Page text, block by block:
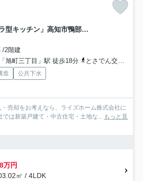
「憧れのペニンシュラ型キッチン」高知市鴨部9 新築一戸建て
/2階建
旭町三丁目」駅 徒歩18分
とさでん交通「鏡川団地前」バス停下車 徒歩4分
造
公共下水
売却をお考えなら、ライズホーム株式会社に
では新築戸建て・中古住宅・土地な... もっと見
万円
㎡ / 4LDK